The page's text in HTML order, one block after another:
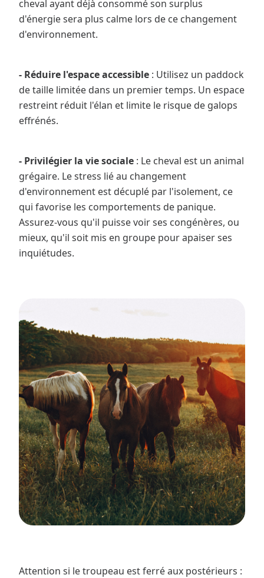
cheval ayant déjà consommé son surplus
d'énergie sera plus calme lors de ce changement
d'environnement.
- Réduire l'espace accessible : Utilisez un paddock
de taille limitée dans un premier temps. Un espace
restreint réduit l'élan et limite le risque de galops
effrénés.
- Privilégier la vie sociale : Le cheval est un animal
grégaire. Le stress lié au changement
d'environnement est décuplé par l'isolement, ce
qui favorise les comportements de panique.
Assurez-vous qu'il puisse voir ses congénères, ou
mieux, qu'il soit mis en groupe pour apaiser ses
inquiétudes.
Attention si le troupeau est ferré aux postérieurs :